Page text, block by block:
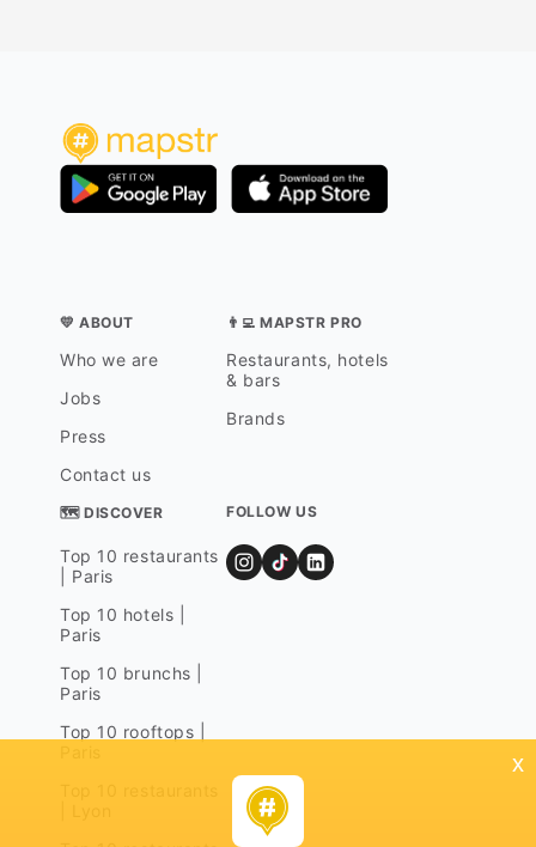
💛 ABOUT
Who we are
Jobs
Press
Contact us
👨‍💻 MAPSTR PRO
Restaurants, hotels
& bars
Brands
🗺 DISCOVER
Top 10 restaurants
| Paris
Top 10 hotels |
Paris
Top 10 brunchs |
Paris
Top 10 rooftops |
FOLLOW US
x